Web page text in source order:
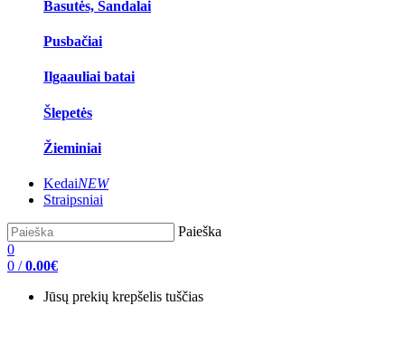
Basutės, Sandalai
Pusbačiai
Ilgaauliai batai
Šlepetės
Žieminiai
KedaiNEW
Straipsniai
Paieška
0
0 / 0.00€
Jūsų prekių krepšelis tuščias